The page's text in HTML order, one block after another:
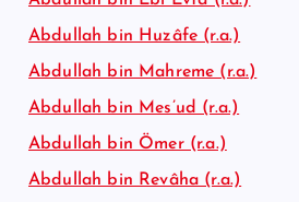
Abdullah bin Huzâfe (r.a.)
Abdullah bin Mahreme (r.a.)
Abdullah bin Mes’ud (r.a.)
Abdullah bin Ömer (r.a.)
Abdullah bin Revâha (r.a.)